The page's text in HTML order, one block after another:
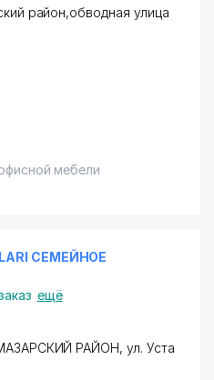
район,обводная улица
мебели
СЕМЕЙНОЕ
ещё
РАЙОН,ул. Уста